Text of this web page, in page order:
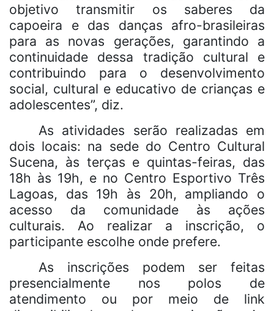
objetivo transmitir os saberes da
capoeira e das danças afro-brasileiras
para as novas gerações, garantindo a
continuidade dessa tradição cultural e
contribuindo para o desenvolvimento
social, cultural e educativo de crianças e
adolescentes”, diz.
As atividades serão realizadas em
dois locais: na sede do Centro Cultural
Sucena, às terças e quintas-feiras, das
18h às 19h, e no Centro Esportivo Três
Lagoas, das 19h às 20h, ampliando o
acesso da comunidade às ações
culturais. Ao realizar a inscrição, o
participante escolhe onde prefere.
As inscrições podem ser feitas
presencialmente nos polos de
atendimento ou por meio de link